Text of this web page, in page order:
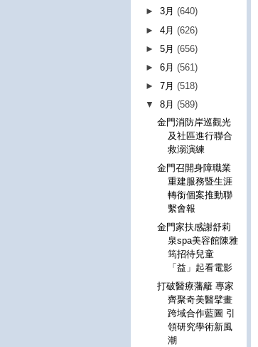
►3月(640)
►4月(626)
►5月(656)
►6月(561)
►7月(518)
▼8月(589)
金門消防岸巡觀光
及社區進行聯合
救溺演練
金門召開身障職業
重建服務暨生涯
轉銜個案推動聯
繫會報
金門家扶感謝舒莉
泉spa美容館陳雅
筠招待兒童
「益」起看電影
打破醫療藩籬 專家
齊聚奇美醫擘畫
跨域合作藍圖 引
領研究學術新風
潮